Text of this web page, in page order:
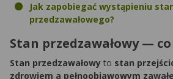
Jak zapobiegać wystąpieniu
przedzawałowego?
Stan przedzawałowy —
Stan przedzawałowy to stan
zdrowiem a pełnoobjawowym